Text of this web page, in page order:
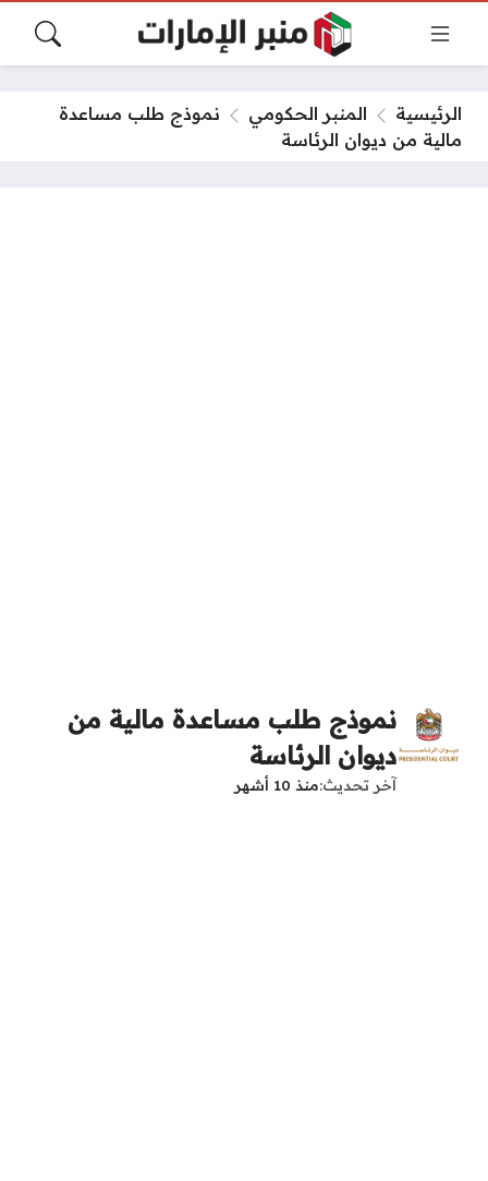
الرئيسية المنبر الحكومي
نموذج طلب مساعدة
مالية من ديوان الرئاسة
نموذج طلب مساعدة مالية من
ديوان الرئاسة
آخر تحديث منذ 10 أشهر